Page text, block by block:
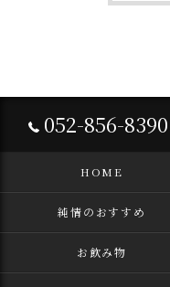
052-856-8390
HOME
純情のおすすめ
お飲み物